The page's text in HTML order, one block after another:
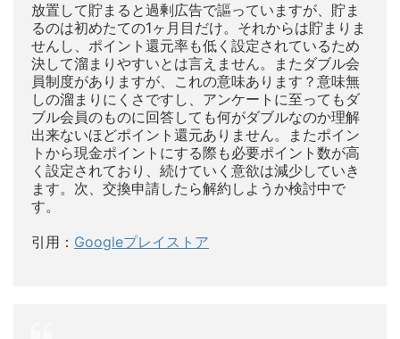
放置して貯まると過剰広告で謳っていますが、貯ま
るのは初めたての1ヶ月目だけ。それからは貯まりま
せんし、ポイント還元率も低く設定されているため
決して溜まりやすいとは言えません。またダブル会
員制度がありますが、これの意味あります？意味無
しの溜まりにくさですし、アンケートに至ってもダ
ブル会員のものに回答しても何がダブルなのか理解
出来ないほどポイント還元ありません。またポイン
トから現金ポイントにする際も必要ポイント数が高
く設定されており、続けていく意欲は減少していき
ます。次、交換申請したら解約しようか検討中で
す。
引用： Googleプレイストア